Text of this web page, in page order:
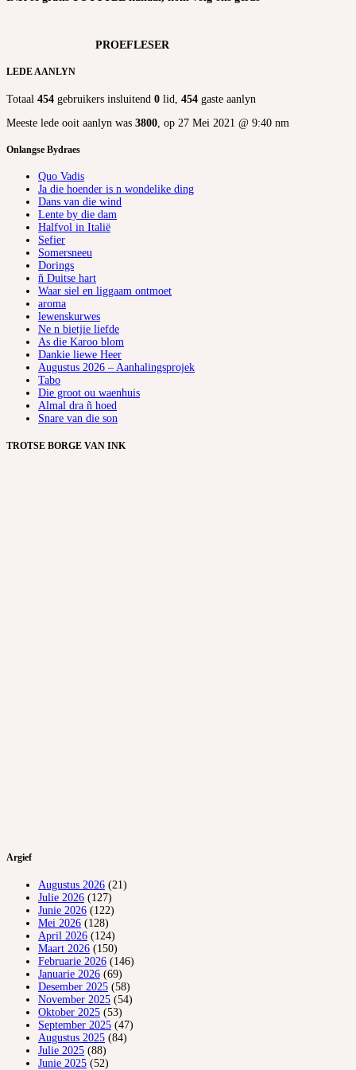
PROEFLESER
LEDE AANLYN
Totaal 454 gebruikers insluitend 0 lid, 454 gaste aanlyn
Meeste lede ooit aanlyn was 3800 , op 27 Mei 2021 @ 9:40 nm
Onlangse Bydraes
Quo Vadis
Ja die hoender is n wondelike ding
Dans van die wind
Lente by die dam
Halfvol in Italië
Sefier
Somersneeu
Dorings
ñ Duitse hart
Waar siel en liggaam ontmoet
aroma
lewenskurwes
Ne n bietjie liefde
As die Karoo blom
Dankie liewe Heer
Augustus 2026 – Aanhalingsprojek
Tabo
Die groot ou waenhuis
Almal dra ñ hoed
Snare van die son
TROTSE BORGE VAN INK
Argief
Augustus 2026 (21)
Julie 2026 (127)
Junie 2026 (122)
Mei 2026 (128)
April 2026 (124)
Maart 2026 (150)
Februarie 2026 (146)
Januarie 2026 (69)
Desember 2025 (58)
November 2025 (54)
Oktober 2025 (53)
September 2025 (47)
Augustus 2025 (84)
Julie 2025 (88)
Junie 2025 (52)